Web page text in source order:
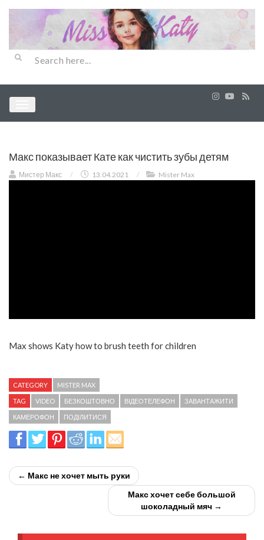
Макс показывает Кате как чистить зубы детям
Мистер Макс / 13.04.2021 / Mister Max
Max shows Katy how to brush teeth for children
CATEGORY MISTER MAX
TAG VIDEO БЕЗКОШТОВНО ВІДЕОТЕЛЕФОН ЗАВАНТАЖИТИ
КАМЕРОФОН ПОДІЛИТИСЯ
← Макс не хочет мыть руки
Макс хочет себе большой
шоколадный мяч →